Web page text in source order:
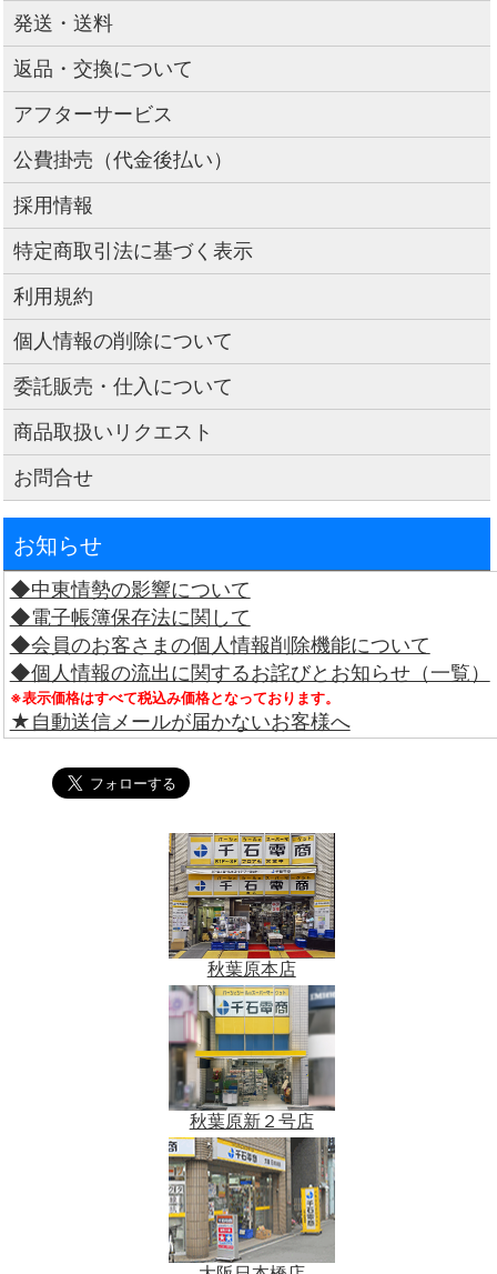
発送・送料
返品・交換について
アフターサービス
公費掛売（代金後払い）
採用情報
特定商取引法に基づく表示
利用規約
個人情報の削除について
委託販売・仕入について
商品取扱いリクエスト
お問合せ
お知らせ
◆中東情勢の影響について
◆電子帳簿保存法に関して
◆会員のお客さまの個人情報削除機能について
◆個人情報の流出に関するお詫びとお知らせ（一覧）
※表示価格はすべて税込み価格となっております。
★自動送信メールが届かないお客様へ
秋葉原本店
秋葉原新２号店